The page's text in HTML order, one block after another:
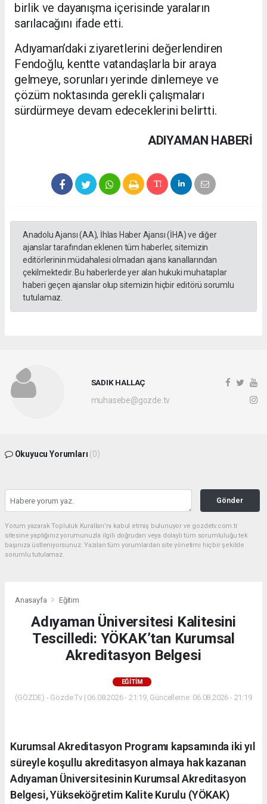
birlik ve dayanışma içerisinde yaraların
sarılacağını ifade etti.
Adıyaman’daki ziyaretlerini değerlendiren
Fendoğlu, kentte vatandaşlarla bir araya
gelmeye, sorunları yerinde dinlemeye ve
çözüm noktasında gerekli çalışmaları
sürdürmeye devam edeceklerini belirtti.
ADIYAMAN HABERİ
Anadolu Ajansı (AA), İhlas Haber Ajansı (İHA) ve diğer
ajanslar tarafından eklenen tüm haberler, sitemizin
editörlerinin müdahalesi olmadan ajans kanallarından
çekilmektedir. Bu haberlerde yer alan hukuki muhataplar
haberi geçen ajanslar olup sitemizin hiçbir editörü sorumlu
tutulamaz.
SADIK HALLAÇ
muhasebe@gozde.tv
Okuyucu Yorumları (0)
Gönder
Yorum yazarak Topluluk Kuralları’nı kabul etmiş bulunuyor ve gozdetv.com.tr
sitesine yaptığınız yorumunuzla ilgili doğrudan veya dolaylı tüm sorumluluğu tek
başınıza üstleniyorsunuz. Yazılan tüm yorumlardan site yönetimi hiçbir şekilde
sorumlu tutulamaz.
Anasayfa Eğitim
Adıyaman Üniversitesi Kalitesini
Tescilledi: YÖKAK’tan Kurumsal
Akreditasyon Belgesi
EĞITIM
(GÖZDE) - Gözde Tv | 06.08.2026 - 21:19, Güncelleme: 06.08.2026 - 21:19
Kurumsal Akreditasyon Programı kapsamında iki yıl
süreyle koşullu akreditasyon almaya hak kazanan
Adıyaman Üniversitesinin Kurumsal Akreditasyon
Belgesi, Yükseköğretim Kalite Kurulu (YÖKAK)